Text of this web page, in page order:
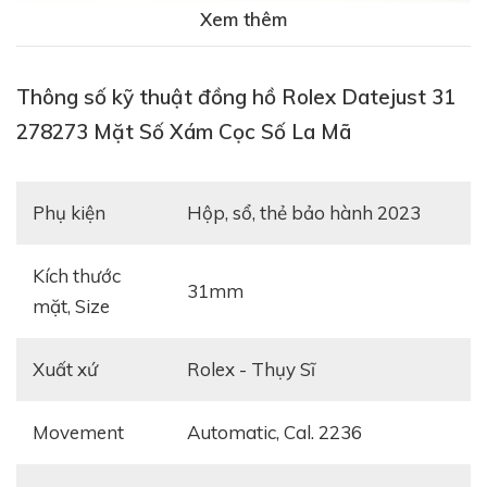
Thông số kỹ thuật
Đồng Hồ Rolex Datejust 31 278273 Mặt Số Xám Cọc
Số La Mã được trang bị cỗ máy thời gian lên cót tự
trữ cót tốt, nhờ đó mà mọi chuyển động của máy
Xem thêm
Thông số kỹ thuật đồng hồ Rolex Datejust 31
278273 Mặt Số Xám Cọc Số La Mã
Phụ kiện hộp, sổ, thẻ bảo hành 2023
Kích thước
mặt, Size
31mm
Xuất xứ Rolex - Thụy Sĩ
Movement automatic, Cal. 2236